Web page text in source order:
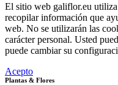
El sitio web galiflor.eu
recopilar información que
web. No se utilizarán las
carácter personal. Usted
puede cambiar su
Acepto
Plantas & Flores